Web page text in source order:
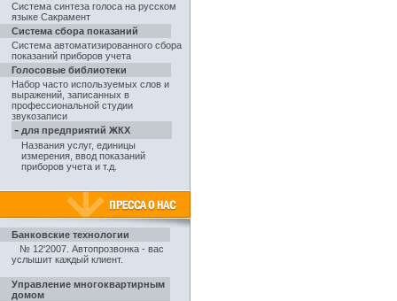
Система синтеза голоса на русском
языке Сакрамент
Система сбора показаний
Система автоматизированного сбора
показаний приборов учета
Голосовые библиотеки
Набор часто используемых слов и
выражений, записанных в
профессиональной студии
звукозаписи
- для предприятий ЖКХ
Названия услуг, единицы
измерения, ввод показаний
приборов учета и т.д.
Банковские технологии
№ 12'2007. Автопрозвонка - вас
услышит каждый клиент.
Управление многоквартирным
домом